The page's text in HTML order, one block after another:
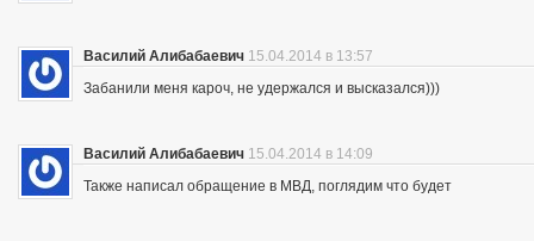
Василий Алибабаевич 15.04.2014 в 13:57
Забанили меня кароч, не удержался и высказался)))
Василий Алибабаевич 15.04.2014 в 14:09
Также написал обращение в МВД, поглядим что будет